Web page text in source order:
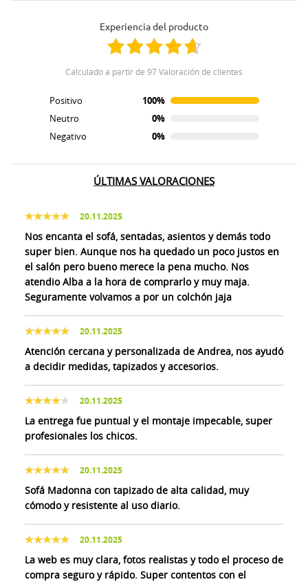
Experiencia del producto
Calculado a partir de 97 Valoración de clientes
Positivo
100%
Neutro
0%
Negativo
0%
ÚLTIMAS VALORACIONES
20.11.2025
Nos encanta el sofá, sentadas, asientos y demás todo
super bien. Aunque nos ha quedado un poco justos en
el salón pero bueno merece la pena mucho. Nos
atendio Alba a la hora de comprarlo y muy maja.
Seguramente volvamos a por un colchón jaja
20.11.2025
Atención cercana y personalizada de Andrea, nos ayudó
a decidir medidas, tapizados y accesorios.
20.11.2025
La entrega fue puntual y el montaje impecable, super
profesionales los chicos.
20.11.2025
Sofá Madonna con tapizado de alta calidad, muy
cómodo y resistente al uso diario.
20.11.2025
La web es muy clara, fotos realistas y todo el proceso de
compra seguro y rápido. Super contentos con el